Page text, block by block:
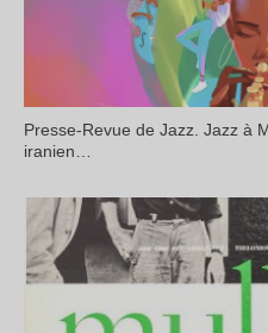
Presse-Revue de Jazz. Jazz à
iranien…